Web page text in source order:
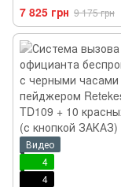
7 825 грн 9 175 грн
Видео
4
4